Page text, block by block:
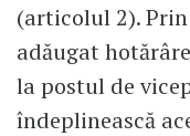
(articolul 2).
adăugat
la postul de
îndeplinească